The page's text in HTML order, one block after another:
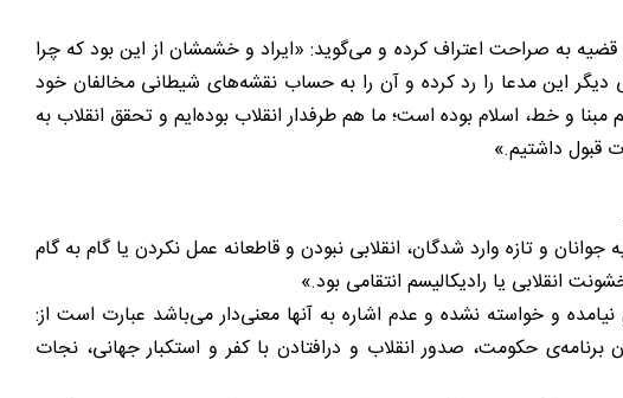
به صراحت اعتراف کرده و می‌گوید: «ایراد و خشمشان از این بود که چرا
این مدعا را رد کرده و آن را به حساب نقشه‌های شیطانی مخالفان خود
و خط، اسلام بوده است؛ ما هم طرفدار انقلاب بوده‌ایم و تحقق انقلاب به
قبول داشتیم.»
و تازه وارد شدگان، انقلابی نبودن و قاطعانه عمل نکردن یا گام به گام
انقلابی یا رادیکالیسم انتقامی بود.»
و خواسته نشده و عدم اشاره به آنها معنی‌دار می‌باشد عبارت است از:
حکومت، صدور انقلاب و درافتادن با کفر و استکبار جهانی، نجات